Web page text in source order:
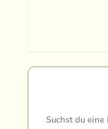
Suchst du